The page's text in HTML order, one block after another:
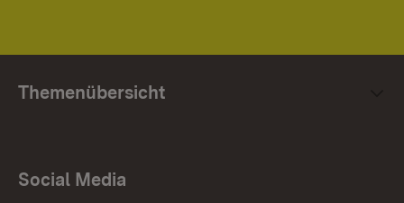
Themenübersicht
Social Media